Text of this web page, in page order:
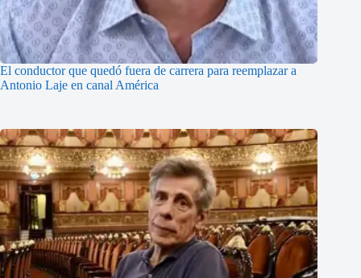
El conductor que quedó fuera de carrera para reemplazar a
Antonio Laje en canal América